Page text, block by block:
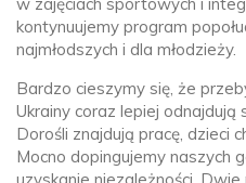
kontynuujemy program
najmłodszych i dla młodzieży.
Bardzo cieszymy się, że
Ukrainy coraz lepiej
Dorośli znajdują pracę, dzieci
Mocno dopingujemy naszych